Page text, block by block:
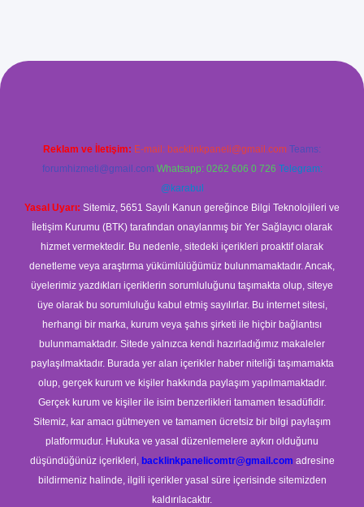
Reklam ve İletişim: E-mail: backlinkpaneli@gmail.com Teams:
forumhizmeti@gmail.com Whatsapp: 0262 606 0 726 Telegram:
@karabul
Yasal Uyarı: Sitemiz, 5651 Sayılı Kanun gereğince Bilgi Teknolojileri ve
İletişim Kurumu (BTK) tarafından onaylanmış bir Yer Sağlayıcı olarak
hizmet vermektedir. Bu nedenle, sitedeki içerikleri proaktif olarak
denetleme veya araştırma yükümlülüğümüz bulunmamaktadır. Ancak,
üyelerimiz yazdıkları içeriklerin sorumluluğunu taşımakta olup, siteye
üye olarak bu sorumluluğu kabul etmiş sayılırlar. Bu internet sitesi,
herhangi bir marka, kurum veya şahıs şirketi ile hiçbir bağlantısı
bulunmamaktadır. Sitede yalnızca kendi hazırladığımız makaleler
paylaşılmaktadır. Burada yer alan içerikler haber niteliği taşımamakta
olup, gerçek kurum ve kişiler hakkında paylaşım yapılmamaktadır.
Gerçek kurum ve kişiler ile isim benzerlikleri tamamen tesadüfidir.
Sitemiz, kar amacı gütmeyen ve tamamen ücretsiz bir bilgi paylaşım
platformudur. Hukuka ve yasal düzenlemelere aykırı olduğunu
düşündüğünüz içerikleri, backlinkpanelicomtr@gmail.com adresine
bildirmeniz halinde, ilgili içerikler yasal süre içerisinde sitemizden
kaldırılacaktır.